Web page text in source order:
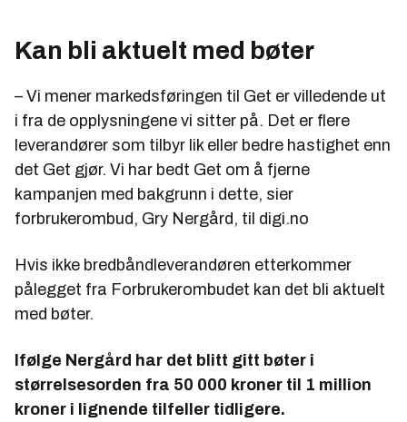
Kan bli aktuelt med bøter
– Vi mener markedsføringen til Get er villedende ut
i fra de opplysningene vi sitter på. Det er flere
leverandører som tilbyr lik eller bedre hastighet enn
det Get gjør. Vi har bedt Get om å fjerne
kampanjen med bakgrunn i dette, sier
forbrukerombud, Gry Nergård, til digi.no
Hvis ikke bredbåndleverandøren etterkommer
pålegget fra Forbrukerombudet kan det bli aktuelt
med bøter.
Ifølge Nergård har det blitt gitt bøter i
størrelsesorden fra 50 000 kroner til 1 million
kroner i lignende tilfeller tidligere.